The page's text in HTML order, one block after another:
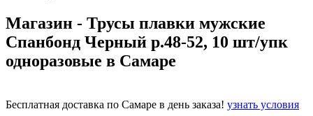
Магазин - Трусы плавки мужские
Спанбонд Черный р.48-52, 10 шт/упк
одноразовые в Самаре
Бесплатная доставка по Самаре в день заказа! узнать условия